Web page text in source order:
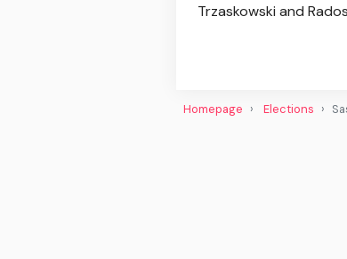
Trzaskowski and
Homepage Elections